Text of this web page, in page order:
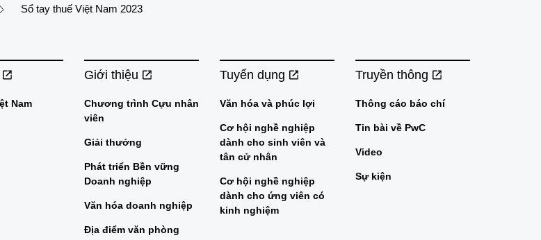
Sổ tay thuế Việt Nam 2023
Nam
Giới thiệu
Chương trình Cựu nhân
viên
Giải thưởng
Phát triển Bền vững
Doanh nghiệp
Văn hóa doanh nghiệp
Địa điểm văn phòng
Tuyển dụng
Văn hóa và phúc lợi
Cơ hội nghề nghiệp
dành cho sinh viên và
tân cử nhân
Cơ hội nghề nghiệp
dành cho ứng viên có
kinh nghiệm
Truyền thông
Thông cáo báo chí
Tin bài về PwC
Video
Sự kiện